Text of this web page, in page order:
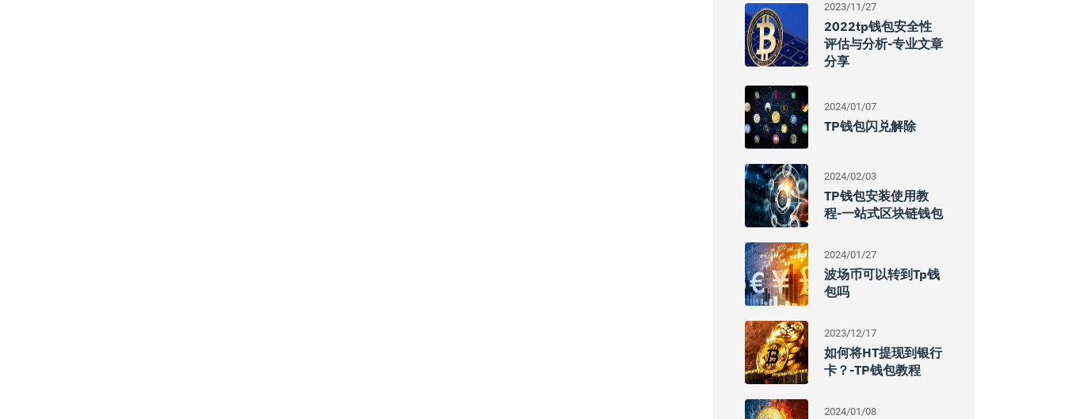
2023/11/27
2022tp钱包安全性
评估与分析-专业文章
分享
2024/01/07
TP钱包闪兑解除
2024/02/03
TP钱包安装使用教
程-一站式区块链钱包
2024/01/27
波场币可以转到Tp钱
包吗
2023/12/17
如何将HT提现到银行
卡？-TP钱包教程
2024/01/08